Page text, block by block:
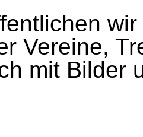
Vereine,
mit Bilder